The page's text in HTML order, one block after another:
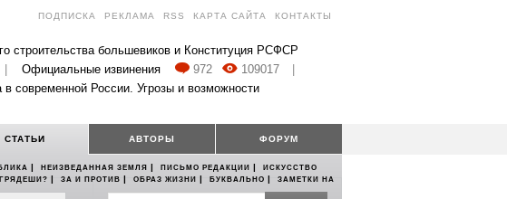
ПОДПИСКА РЕКЛАМА RSS КАРТА САЙТА КОНТАКТЫ
строительства большевиков и Конституция РСФСР
Официальные извинения 972 109017
в современной России. Угрозы и возможности
СТАТЬИ АВТОРЫ ФОРУМ
| НЕИЗВЕДАННАЯ ЗЕМЛЯ | ПИСЬМО РЕДАКЦИИ |
ИСКУССТВО
| ЗА И ПРОТИВ | ОБРАЗ ЖИЗНИ | БУКВАЛЬНО |
ЗАМЕТКИ НА